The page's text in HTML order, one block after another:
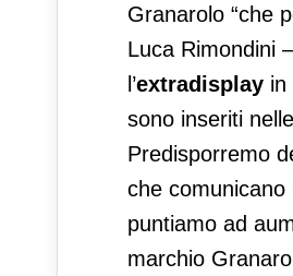
Granarolo “che
Luca Rimondini
l’extradisplay in
sono inseriti
Predisporremo
che
puntiamo ad
marchio